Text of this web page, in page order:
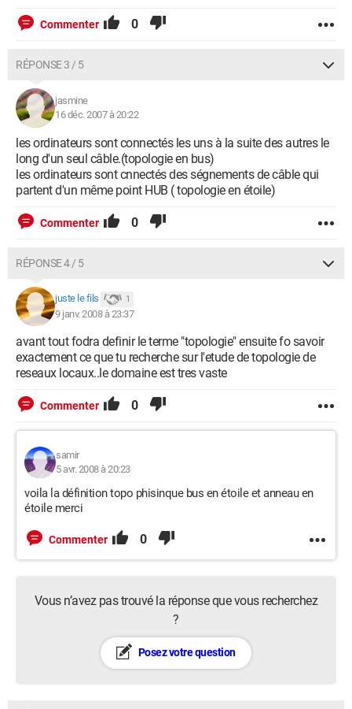
Commenter 0
RÉPONSE 3 / 5
jasmine
16 déc. 2007 à 20:22
les ordinateurs sont connectés les uns à la suite des autres le
long d'un seul câble.(topologie en bus)
les ordinateurs sont cnnectés des ségnements de câble qui
partent d'un même point HUB ( topologie en étoile)
Commenter 0
RÉPONSE 4 / 5
juste le fils 1
9 janv. 2008 à 23:37
avant tout fodra definir le terme "topologie" ensuite fo savoir
exactement ce que tu recherche sur l'etude de topologie de
reseaux locaux..le domaine est tres vaste
Commenter 0
samir
5 avr. 2008 à 20:23
voila la définition topo phisinque bus en étoile et anneau en
étoile merci
Commenter 0
Vous n’avez pas trouvé la réponse que vous recherchez
?
Posez votre question